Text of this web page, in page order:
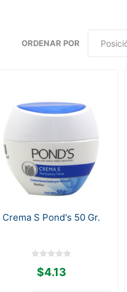
ORDENAR POR
Crema S Pond's 50 Gr.
$4.13